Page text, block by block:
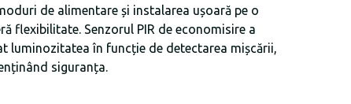
de alimentare și instalarea ușoară pe o
flexibilitate. Senzorul PIR de economisire a
luminozitatea în funcție de detectarea mișcării,
siguranța.